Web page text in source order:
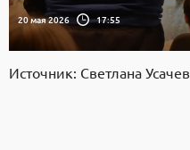
20 мая 2026 17:55
Источник: Светлана